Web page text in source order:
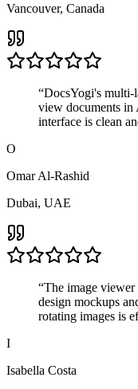
Vancouver, Canada
“DocsYogi's multi-
view documents in
interface is clean
O
Omar Al-Rashid
Dubai, UAE
“The image
design mockups
rotating images is
I
Isabella Costa